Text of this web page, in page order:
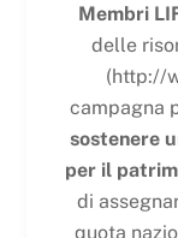
Membri
delle
(http://
campagna
sostenere
per il
di
quota